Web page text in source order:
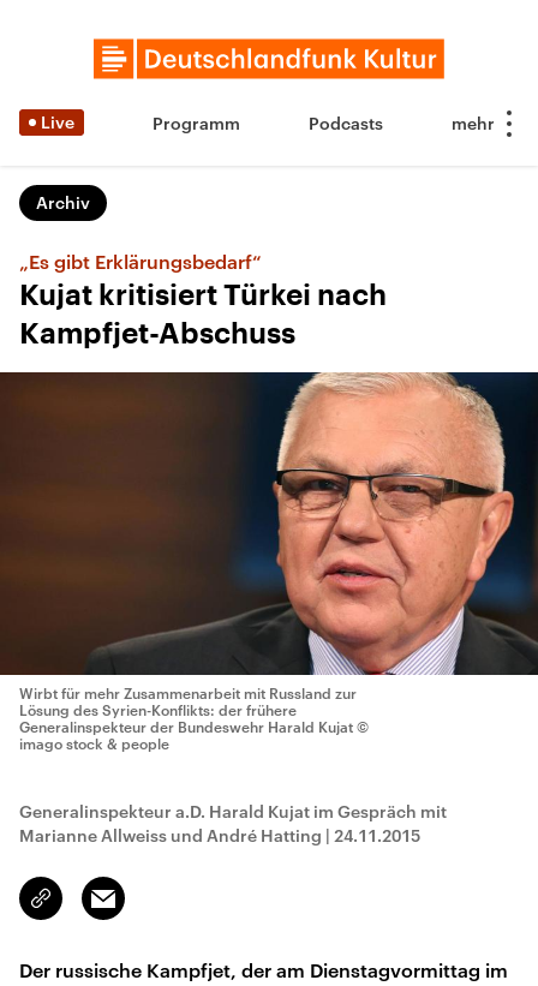
Live Programm Podcasts
Archiv
„Es gibt Erklärungsbedarf“
Kujat kritisiert Türkei nach
Kampfjet-Abschuss
Wirbt für mehr Zusammenarbeit mit Russland zur
Lösung des Syrien-Konflikts: der frühere
Generalinspekteur der Bundeswehr Harald Kujat ©
imago stock & people
Generalinspekteur a.D. Harald Kujat im Gespräch mit
Marianne Allweiss und André Hatting | 24.11.2015
Link
kopieren/teilen
Email
Der russische Kampfjet, der am Dienstagvormittag im